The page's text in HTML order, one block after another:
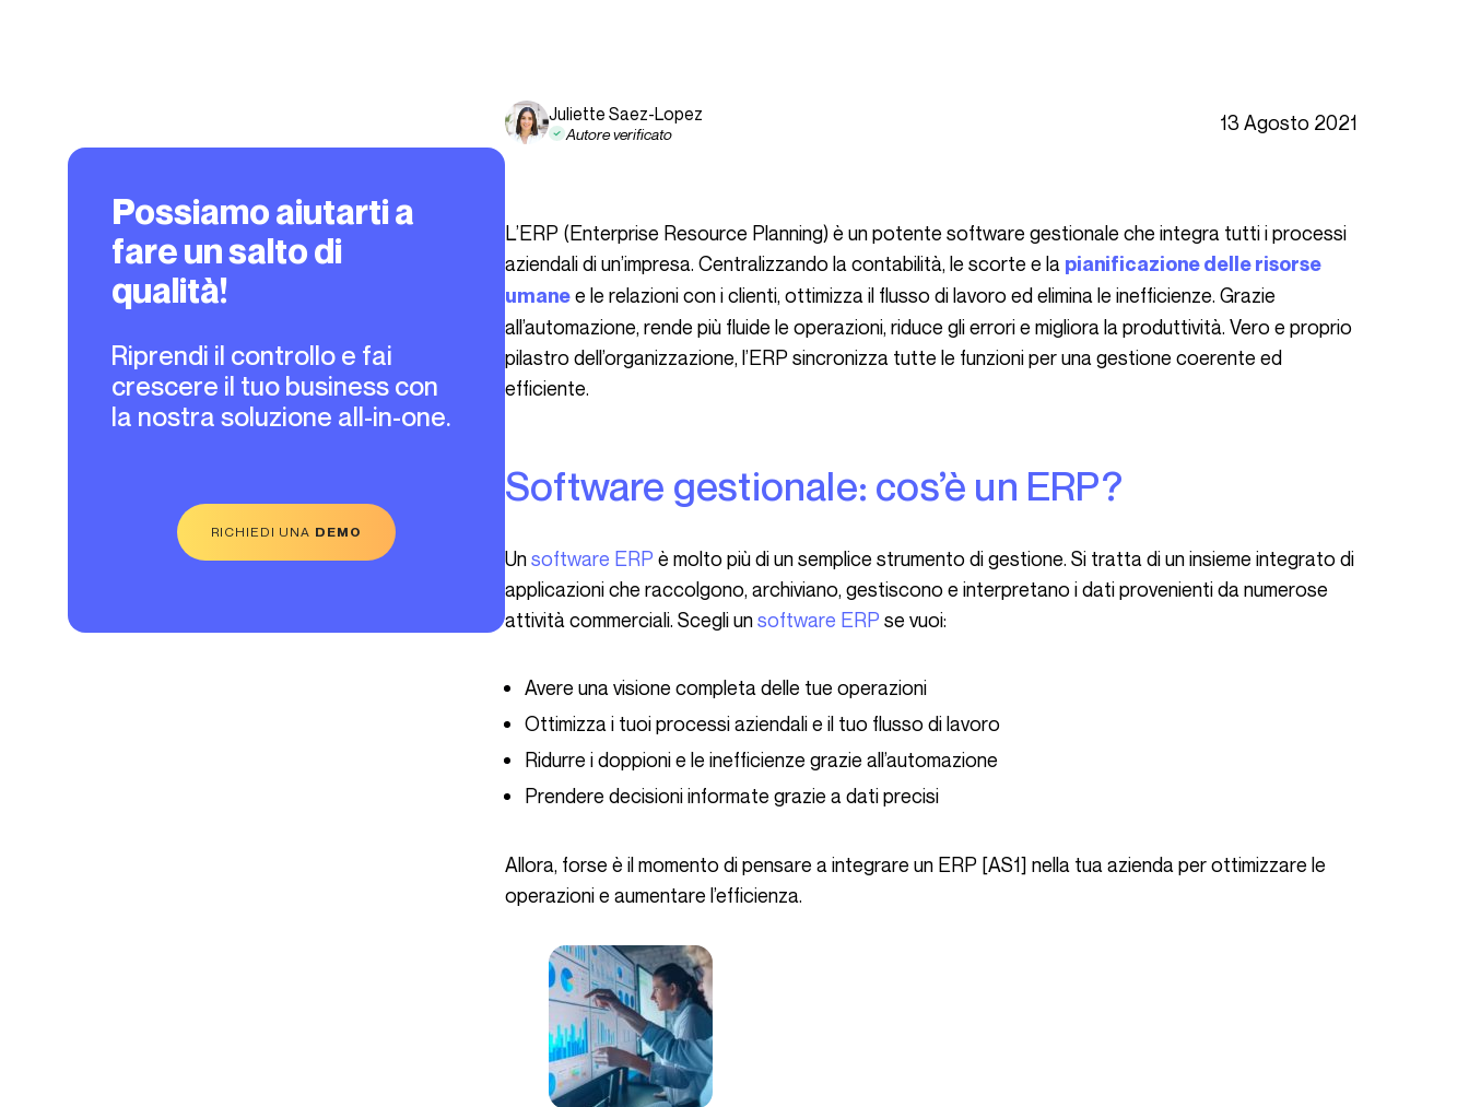
Possiamo aiutarti a
fare un salto di
qualità!
Riprendi il controllo e fai
crescere il tuo business con
la nostra soluzione all-in-one.
RICHIEDI UNA DEMO
Juliette Saez-Lopez
Autore verificato 13 Agosto 2021
L’ERP (Enterprise Resource Planning) è un potente software gestionale che integra tutti i processi
aziendali di un’impresa. Centralizzando la contabilità, le scorte e la pianificazione delle risorse
umanee le relazioni con i clienti, ottimizza il flusso di lavoro ed elimina le inefficienze. Grazie
all’automazione, rende più fluide le operazioni, riduce gli errori e migliora la produttività. Vero e proprio
pilastro dell’organizzazione, l’ERP sincronizza tutte le funzioni per una gestione coerente ed
efficiente.
Software gestionale: cos’è un ERP?
Unsoftware ERP è molto più di un semplice strumento di gestione. Si tratta di un insieme integrato di
applicazioni che raccolgono, archiviano, gestiscono e interpretano i dati provenienti da numerose
attività commerciali. Scegli unsoftware ERP se vuoi:
Avere una visione completa delle tue operazioni
Ottimizza i tuoi processi aziendali e il tuo flusso di lavoro
Ridurre i doppioni e le inefficienze grazie all’automazione
Prendere decisioni informate grazie a dati precisi
Allora, forse è il momento di pensare a integrare un ERP [AS1] nella tua azienda per ottimizzare le
operazioni e aumentare l’efficienza.